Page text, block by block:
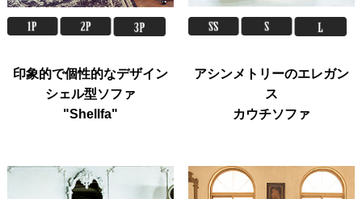
印象的で個性的なデザイン
シェル型ソファ
"Shellfa"
アシンメトリーのエレガン
ス
カウチソファ